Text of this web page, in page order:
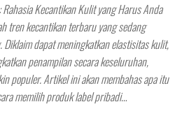
Kecantikan Kulit yang Harus Anda
tren kecantikan terbaru yang sedang
dapat meningkatkan elastisitas kulit,
penampilan secara keseluruhan,
populer. Artikel ini akan membahas apa itu
memilih produk label pribadi…